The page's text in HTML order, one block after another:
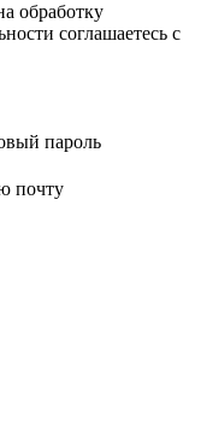
обработку
соглашаетесь с
пароль
почту